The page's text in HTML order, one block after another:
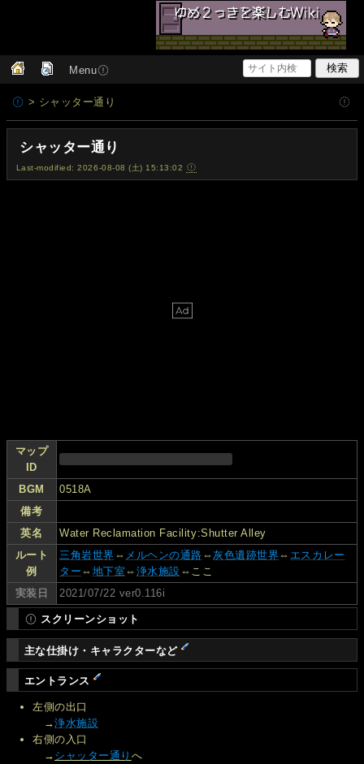
Menu
> シャッター通り
シャッター通り
Last-modified: 2026-08-08 (土) 15:13:02
マップ
ID
BGM
0518A
備考
英名
Water Reclamation Facility:Shutter Alley
ルート
例
三角岩世界 ⇔ メルヘンの通路 ⇔灰色遺跡世界 ⇔ エスカレー
ター ⇔ 地下室 ⇔ 浄水施設 ⇔ここ
実装日
2021/07/22 ver0.116i
スクリーンショット
主な仕掛け・キャラクターなど
エントランス
左側の出口
→浄水施設
右側の入口
→ シャッター通り へ